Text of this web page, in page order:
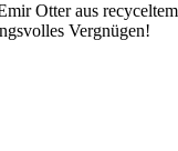
Otter aus recyceltem
Vergnügen!